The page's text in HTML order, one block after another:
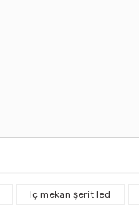
Iç mekan şerit led